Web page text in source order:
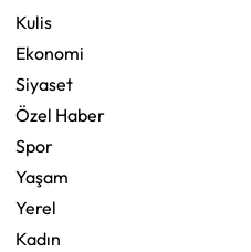
Kulis
Ekonomi
Siyaset
Özel Haber
Spor
Yaşam
Yerel
Kadın